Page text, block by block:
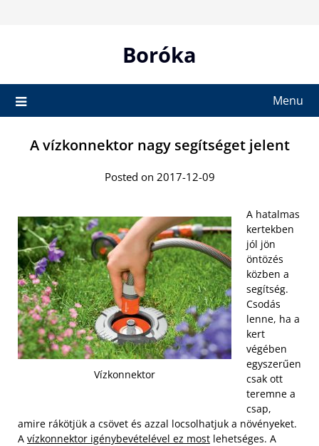
Boróka
Menu
A vízkonnektor nagy segítséget jelent
Posted on 2017-12-09
Vízkonnektor
A hatalmas
kertekben
jól jön
öntözés
közben a
segítség.
Csodás
lenne, ha a
kert
végében
egyszerűen
csak ott
teremne a
csap,
amire rákötjük a csövet és azzal locsolhatjuk a növényeket.
A vízkonnektor igénybevételével ez most lehetséges. A